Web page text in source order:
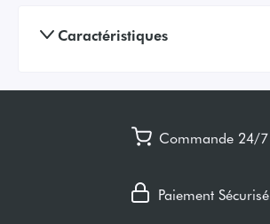
Caractéristiques
Commande 24/7
Paiement Sécurisé